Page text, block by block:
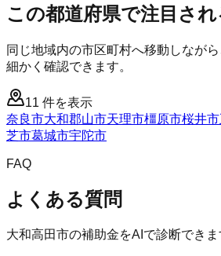
この都道府県で注目さ
同じ地域内の市区町村へ移動しなが
細かく確認できます。
11 件を表示
奈良市大和郡山市天理市橿原市桜井市
芝市葛城市宇陀市
FAQ
よくある質問
大和高田市の補助金をAIで診断できま